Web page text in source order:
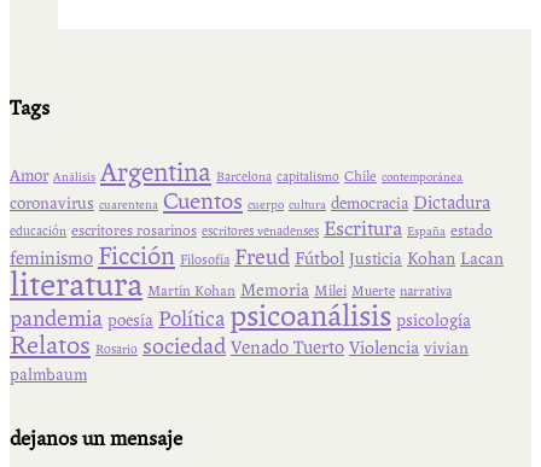
Tags
Amor Análisis Argentina Barcelona capitalismo Chile contemporánea
coronavirus cuarentena Cuentos cuerpo cultura democracia Dictadura
educación escritores rosarinos escritores venadenses Escritura España estado
feminismo Ficción Filosofía Freud Fútbol Justicia Kohan Lacan
literatura Martín Kohan Memoria Milei Muerte narrativa
pandemia poesía Política psicoanálisis psicología
Relatos Rosario sociedad Venado Tuerto Violencia vivian
palmbaum
dejanos un mensaje